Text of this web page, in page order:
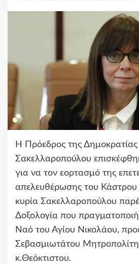
Η Πρόεδρος της Δημοκρατίας
Σακελλαροπούλου
για να τον εορτασμό της
απελευθέρωσης του
κυρία Σακελλαροπούλου
Δοξολογία που
Ναό του Αγίου Νικολάου,
Σεβασμιωτάτου
κ.Θεόκτιστου.